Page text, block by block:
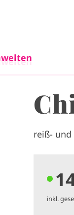
reiß-
inkl.